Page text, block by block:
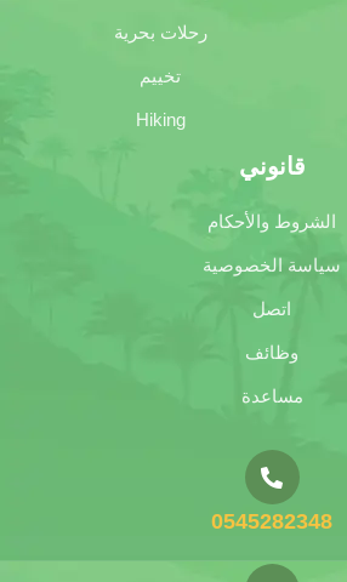
رحلات بحرية
تخييم
Hiking
قانوني
الشروط والأحكام
سياسة الخصوصية
اتصل
وظائف
مساعدة
0545282348